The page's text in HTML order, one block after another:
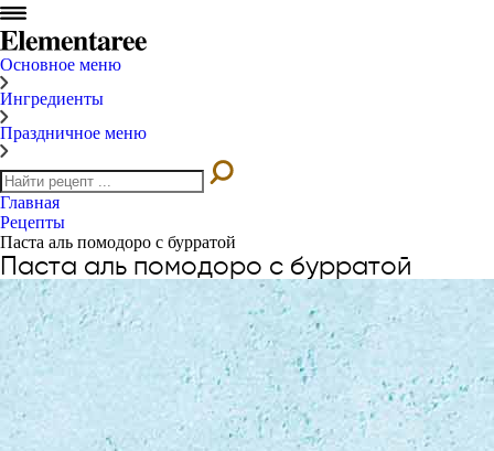
Основное меню
Ингредиенты
Праздничное меню
Главная
Рецепты
Паста аль помодоро с бурратой
Паста аль помодоро с бурратой